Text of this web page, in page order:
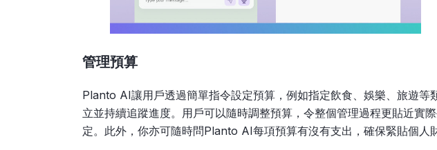
管理預算
Planto AI讓用戶透過簡單指令設定預算，例如指定飲食、娛樂、旅遊等
立並持續追蹤進度。用戶可以隨時調整預算，令整個管理過程更貼近實
定。此外，你亦可隨時問Planto AI每項預算有沒有支出，確保緊貼個人財